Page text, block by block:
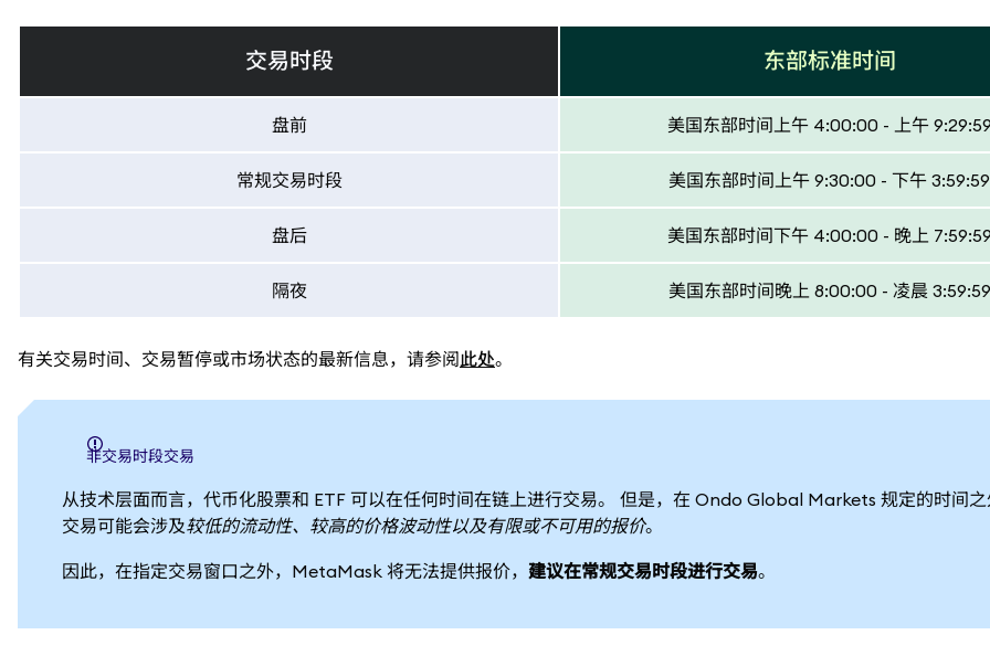
交易时段 东部标准时间
盘前 美国东部时间上午 4:00:00 - 上午
常规交易时段 美国东部时间上午 9:30:00 - 下午 3:59:59
盘后 美国东部时间下午 4:00:00 - 晚上
隔夜 美国东部时间晚上 8:00:00 - 凌晨 3:59:59
有关交易时间、交易暂停或市场状态的最新信息，请参阅此处。
非交易时段交易
从技术层面而言，代币化股票和 ETF 可以在任何时间在链上进行交易。 但是，在 Ondo Global Markets 规定的时间
交易可能会涉及较低的流动性、较高的价格波动性以及有限或不可用的报价。
因此，在指定交易窗口之外，MetaMask 将无法提供报价， 建议在常规交易时段进行交易。